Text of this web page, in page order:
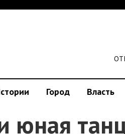
Город Власть
юная